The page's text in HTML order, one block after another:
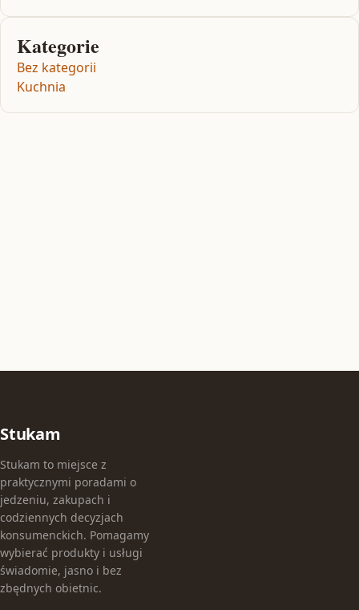
Kategorie
Bez kategorii
Kuchnia
Stukam
Stukam to miejsce z
praktycznymi poradami o
jedzeniu, zakupach i
codziennych decyzjach
konsumenckich. Pomagamy
wybierać produkty i usługi
świadomie, jasno i bez
zbędnych obietnic.